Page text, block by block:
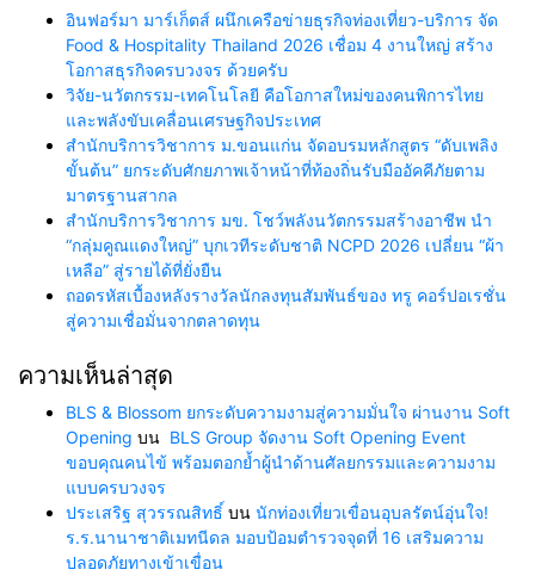
อินฟอร์มา มาร์เก็ตส์ ผนึกเครือข่ายธุรกิจท่องเที่ยว-บริการ จัด
Food & Hospitality Thailand 2026 เชื่อม 4 งานใหญ่ สร้าง
โอกาสธุรกิจครบวงจร ด้วยครับ
วิจัย-นวัตกรรม-เทคโนโลยี คือโอกาสใหม่ของคนพิการไทย
และพลังขับเคลื่อนเศรษฐกิจประเทศ
สำนักบริการวิชาการ ม.ขอนแก่น จัดอบรมหลักสูตร “ดับเพลิง
ขั้นต้น” ยกระดับศักยภาพเจ้าหน้าที่ท้องถิ่นรับมืออัคคีภัยตาม
มาตรฐานสากล
สำนักบริการวิชาการ มข. โชว์พลังนวัตกรรมสร้างอาชีพ นำ
“กลุ่มคูณแดงใหญ่” บุกเวทีระดับชาติ NCPD 2026 เปลี่ยน “ผ้า
เหลือ” สู่รายได้ที่ยั่งยืน
ถอดรหัสเบื้องหลังรางวัลนักลงทุนสัมพันธ์ของ ทรู คอร์ปอเรชั่น
สู่ความเชื่อมั่นจากตลาดทุน
ความเห็นล่าสุด
BLS & Blossom ยกระดับความงามสู่ความมั่นใจ ผ่านงาน Soft
Opening บน BLS Group จัดงาน Soft Opening Event
ขอบคุณคนไข้ พร้อมตอกย้ำผู้นำด้านศัลยกรรมและความงาม
แบบครบวงจร
ประเสริฐ สุวรรณสิทธิ์ บน นักท่องเที่ยวเขื่อนอุบลรัตน์อุ่นใจ!
ร.ร.นานาชาติเมทนีดล มอบป้อมตำรวจจุดที่ 16 เสริมความ
ปลอดภัยทางเข้าเขื่อน